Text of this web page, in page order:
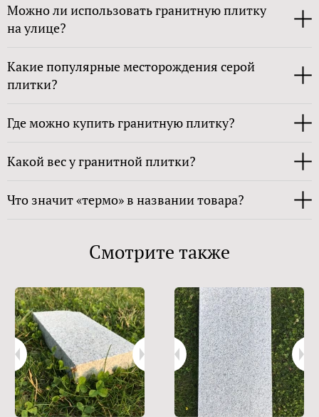
Можно ли использовать гранитную плитку
на улице?
Какие популярные месторождения серой
плитки?
Где можно купить гранитную плитку?
Какой вес у гранитной плитки?
Что значит «термо» в названии товара?
Смотрите также